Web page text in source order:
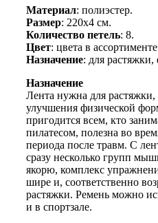
Strap
8
Материал: полиэстер.
Размер: 220х4 см.
Количество петель: 8.
Цвет: цвета в
Назначение: для растяжки,
Назначение
Лента нужна для растяжки,
улучшения физической
пригодится всем, кто
пилатесом, полезна во
периода после травм. С
сразу несколько групп
якорю, комплекс
шире и, соответственно
растяжки. Ремень можно
и в спортзале.